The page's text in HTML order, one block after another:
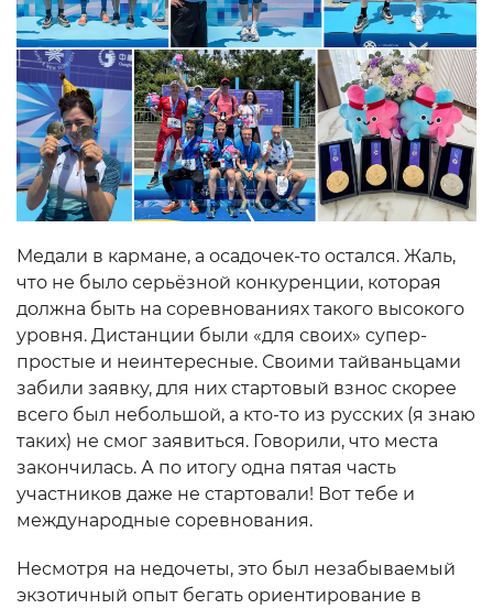
Медали в кармане, а осадочек-то остался. Жаль,
что не было серьёзной конкуренции, которая
должна быть на соревнованиях такого высокого
уровня. Дистанции были «для своих» супер-
простые и неинтересные. Своими тайваньцами
забили заявку, для них стартовый взнос скорее
всего был небольшой, а кто-то из русских (я знаю
таких) не смог заявиться. Говорили, что места
закончилась. А по итогу одна пятая часть
участников даже не стартовали! Вот тебе и
международные соревнования.
Несмотря на недочеты, это был незабываемый
экзотичный опыт бегать ориентирование в